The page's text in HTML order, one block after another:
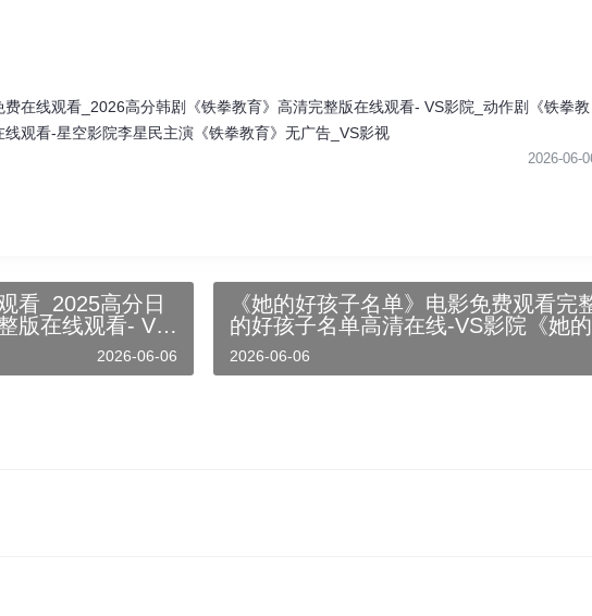
费在线观看_2026高分韩剧《铁拳教育》高清完整版在线观看- VS影院_动作剧《铁拳教
观看-星空影院李星民主演《铁拳教育》无广告_VS影视
2026-06-
看_2025高分日
版在线观看- VS
整版高清免费在
《近畿怪谈》
2026-06-06
《她的好孩子名单》电影免费观看完
的好孩子名单高清在线-VS影院《她
名单》详情介绍_她的好孩子名单HD
观看_她的好孩子名单迅雷下载_她的
2026-06-06